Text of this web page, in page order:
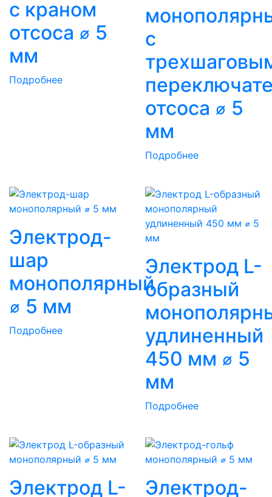
с краном
отсоса ⌀ 5
мм
Подробнее
с
отсоса ⌀ 5
мм
Подробнее
Электрод-
шар
монополярный
⌀ 5 мм
Подробнее
Электрод L-
образный
удлиненный
450 мм ⌀ 5
мм
Подробнее
Электрод L-
Электрод-